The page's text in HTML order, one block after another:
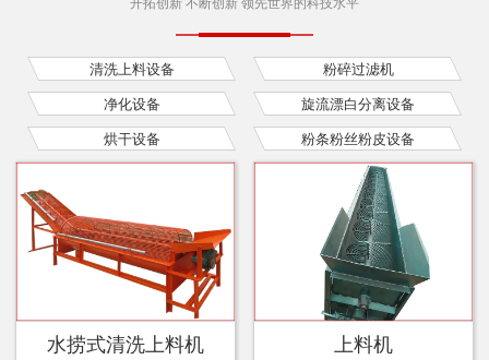
开拓创新 不断创新 领先世界的科技水平
清洗上料设备 粉碎过滤机
净化设备 旋流漂白分离设备
烘干设备 粉条粉丝粉皮设备
水捞式清洗上料机 上料机